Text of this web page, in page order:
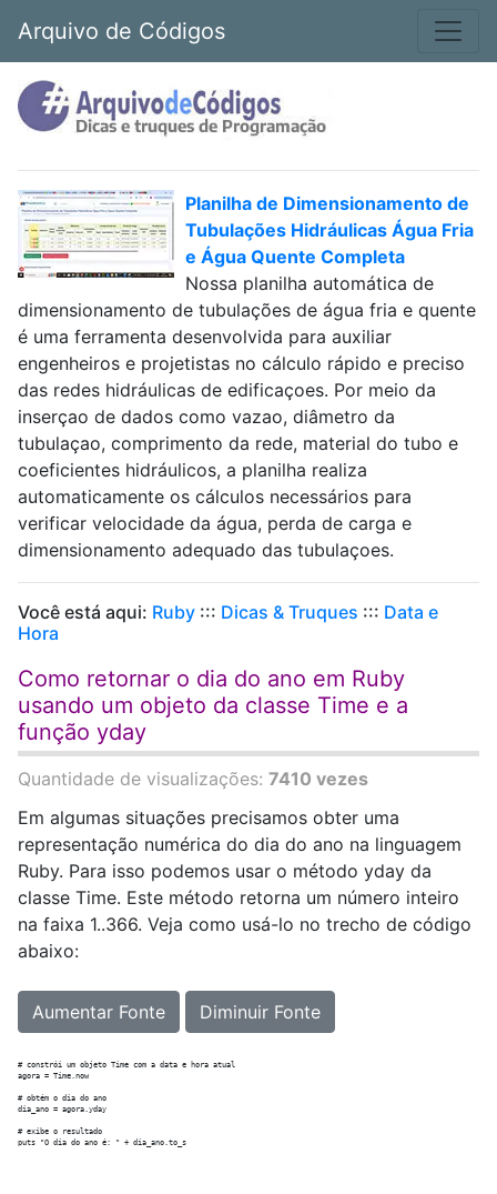
Arquivo de Códigos
Planilha de Dimensionamento de
Tubulações Hidráulicas Água Fria
e Água Quente Completa
Nossa planilha automática de
dimensionamento de tubulações de água fria e quente
é uma ferramenta desenvolvida para auxiliar
engenheiros e projetistas no cálculo rápido e preciso
das redes hidráulicas de edificaçoes. Por meio da
inserçao de dados como vazao, diâmetro da
tubulaçao, comprimento da rede, material do tubo e
coeficientes hidráulicos, a planilha realiza
automaticamente os cálculos necessários para
verificar velocidade da água, perda de carga e
dimensionamento adequado das tubulaçoes.
Você está aqui: Ruby ::: Dicas & Truques ::: Data e
Hora
Como retornar o dia do ano em Ruby
usando um objeto da classe Time e a
função yday
Quantidade de visualizações: 7410 vezes
Em algumas situações precisamos obter uma
representação numérica do dia do ano na linguagem
Ruby. Para isso podemos usar o método yday da
classe Time. Este método retorna um número inteiro
na faixa 1..366. Veja como usá-lo no trecho de código
abaixo:
Aumentar Fonte Diminuir Fonte
# constrói um objeto Time com a data e hora atual
agora = Time.now
# obtém o dia do ano
dia_ano = agora.yday
# exibe o resultado